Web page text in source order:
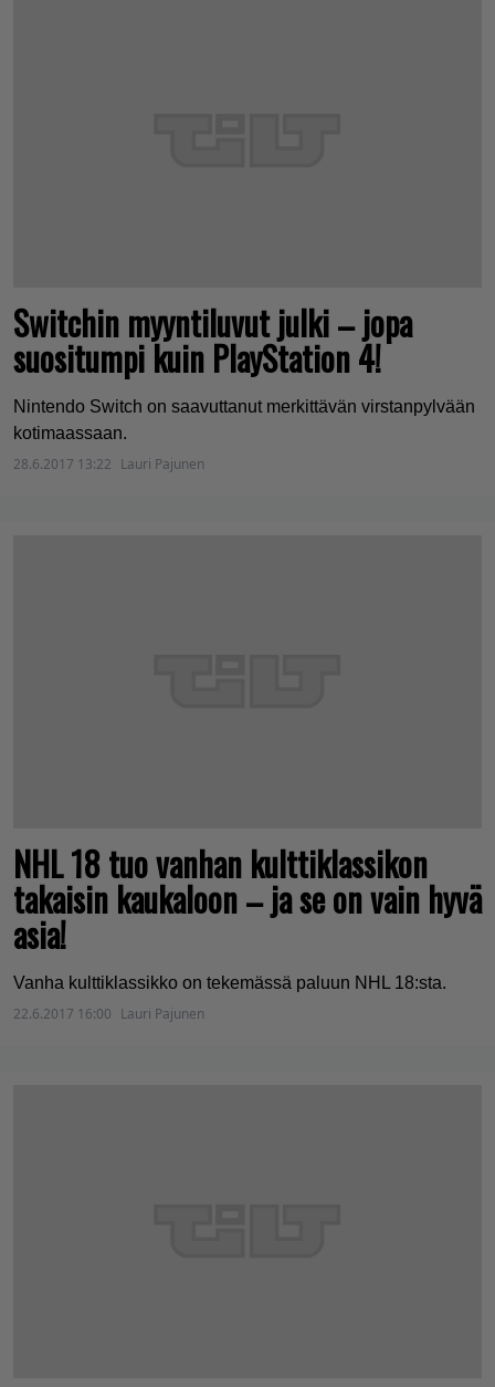
Switchin myyntiluvut julki – jopa
suositumpi kuin PlayStation 4!
Nintendo Switch on saavuttanut merkittävän virstanpylvään
kotimaassaan.
28.6.2017 13:22 Lauri Pajunen
NHL 18 tuo vanhan kulttiklassikon
takaisin kaukaloon – ja se on vain hyvä
asia!
Vanha kulttiklassikko on tekemässä paluun NHL 18:sta.
22.6.2017 16:00 Lauri Pajunen